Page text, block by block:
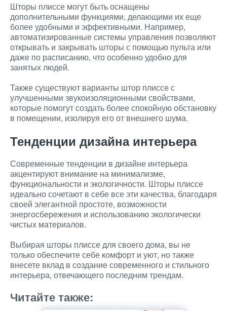
Шторы плиссе могут быть оснащены
дополнительными функциями, делающими их еще
более удобными и эффективными. Например,
автоматизированные системы управления позволяют
открывать и закрывать шторы с помощью пульта или
даже по расписанию, что особенно удобно для
занятых людей.
Также существуют варианты штор плиссе с
улучшенными звукоизоляционными свойствами,
которые помогут создать более спокойную обстановку
в помещении, изолируя его от внешнего шума.
Тенденции дизайна интерьера
Современные тенденции в дизайне интерьера
акцентируют внимание на минимализме,
функциональности и экологичности. Шторы плиссе
идеально сочетают в себе все эти качества, благодаря
своей элегантной простоте, возможности
энергосбережения и использованию экологически
чистых материалов.
Выбирая шторы плиссе для своего дома, вы не
только обеспечите себе комфорт и уют, но также
внесете вклад в создание современного и стильного
интерьера, отвечающего последним трендам.
Читайте также: